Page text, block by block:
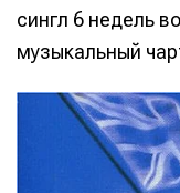
сингл 6 недель
музыкальный